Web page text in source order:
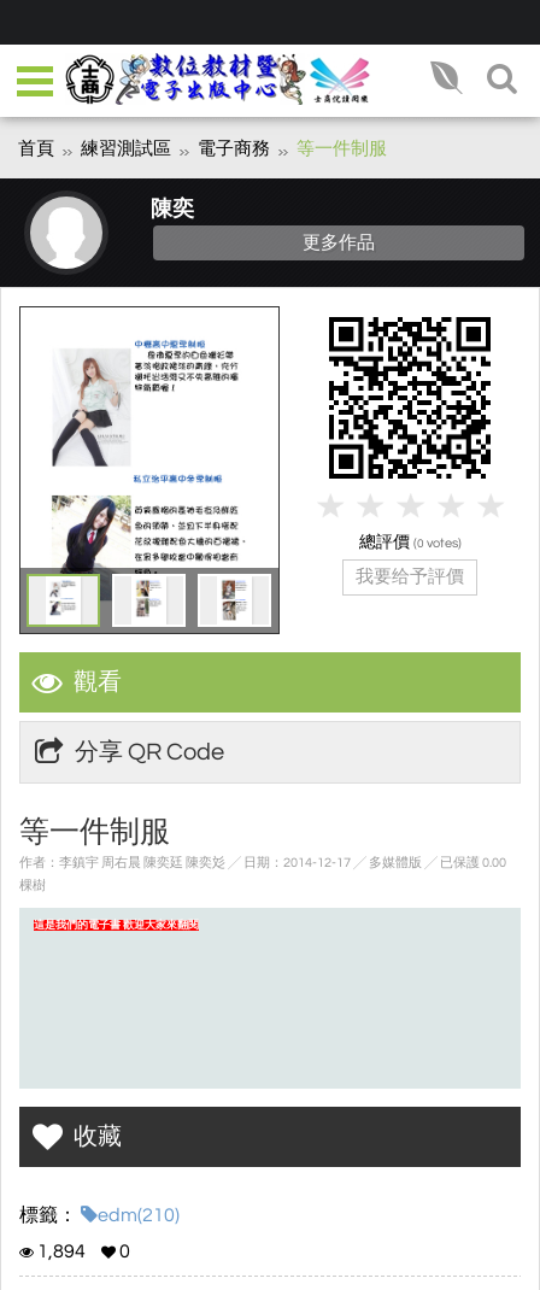
首頁 練習測試區 電子商務 等一件制服
陳奕
更多作品
觀看
分享 QR Code
等一件制服
作者：李鎮宇 周右晨 陳奕廷 陳奕彣 ╱ 日期：2014-12-17 ╱ 多媒體版 ╱ 已保護 0.00
棵樹
這是我們的電子書 歡迎大家來翻閱
收藏
標籤：
edm(210)
1,894
0
總評價 (0 votes)
我要给予評價